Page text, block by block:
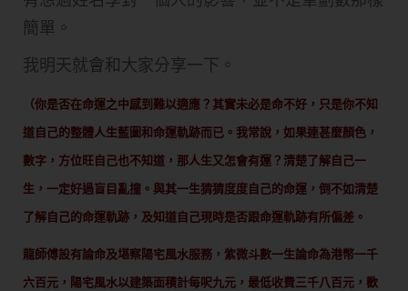
簡單。
我明天就會和大家分享一下。
（你是否在命運之中感到難以適應？其實未必是命不好，只是你不知
道自己的整體人生藍圖和命運軌跡而已。我常說，如果連甚麼顏色，
數字，方位旺自己也不知道，那人生又怎會有運？清楚了解自己一
生，一定好過盲目亂撞。與其一生猜猜度度自己的命運，倒不如清楚
了解自己的命運軌跡，及知道自己現時是否跟命運軌跡有所偏差。
龍師傅設有論命及堪察陽宅風水服務，紫微斗數一生論命為港幣一千
六百元，陽宅風水以建築面積計每呎九元，最低收費三千八百元，歡